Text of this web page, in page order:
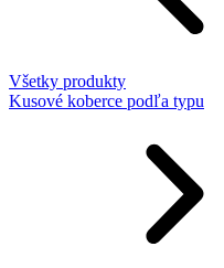
Všetky produkty
Kusové koberce podľa typu